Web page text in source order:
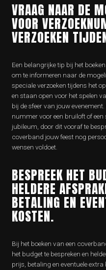
VRAAG NAAR DE
VOOR
VERZOEKEN
Een belangrijke tip bij het
om te informeren naar de
speciale verzoeken tijdens het
en staan open voor het spelen
bij de sfeer van jouw
nummer voor een bruiloft of
jubileum, door dit vooraf te
coverband jouw feest nog
wensen voldoet.
BESPREEK HET
HELDERE
BETALING EN
KOSTEN.
Bij het boeken van een
het budget te bespreken en
prijs, betaling en eventuele